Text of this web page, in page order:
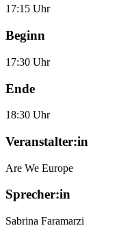
17:15 Uhr
Beginn
17:30 Uhr
Ende
18:30 Uhr
Veranstalter:in
Are We Europe
Sprecher:in
Sabrina Faramarzi